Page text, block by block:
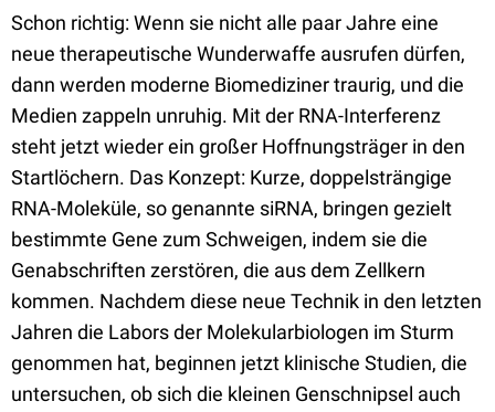
Schon richtig: Wenn sie nicht alle paar Jahre eine
neue therapeutische Wunderwaffe ausrufen dürfen,
dann werden moderne Biomediziner traurig, und die
Medien zappeln unruhig. Mit der RNA-Interferenz
steht jetzt wieder ein großer Hoffnungsträger in den
Startlöchern. Das Konzept: Kurze, doppelsträngige
RNA-Moleküle, so genannte siRNA, bringen gezielt
bestimmte Gene zum Schweigen, indem sie die
Genabschriften zerstören, die aus dem Zellkern
kommen. Nachdem diese neue Technik in den letzten
Jahren die Labors der Molekularbiologen im Sturm
genommen hat, beginnen jetzt klinische Studien, die
untersuchen, ob sich die kleinen Genschnipsel auch